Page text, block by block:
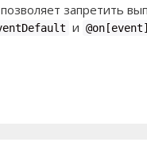
позволяет запретить
и @on[event]